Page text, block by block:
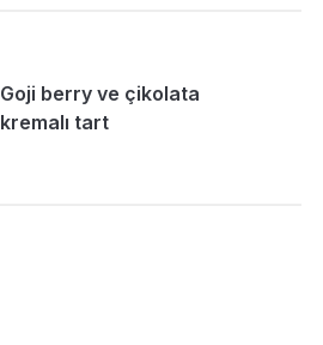
Goji berry ve çikolata
kremalı tart